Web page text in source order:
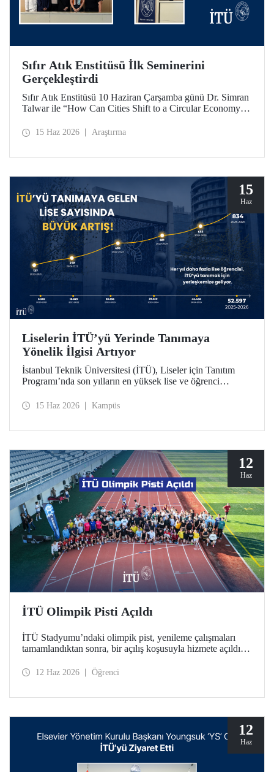
Sıfır Atık Enstitüsü İlk Seminerini
Gerçekleştirdi
Sıfır Atık Enstitüsü 10 Haziran Çarşamba günü Dr. Simran
Talwar ile “How Can Cities Shift to a Circular Economy? -
başlıklı seminerini verdi.
15 Haz 2026 Araştırma
15
Haz
Liselerin İTÜ’yü Yerinde Tanımaya
Yönelik İlgisi Artıyor
İstanbul Teknik Üniversitesi (İTÜ), Liseler için Tanıtım
Programı’nda son yılların en yüksek lise ve öğrenci
liseden 52.597 öğrenci İTÜ’yü yakından tanıdı.
15 Haz 2026 Kampüs
12
Haz
İTÜ Olimpik Pisti Açıldı
İTÜ Stadyumu’ndaki olimpik pist, yenileme çalışmaları
tamamlandıktan sonra, bir açılış koşusuyla hizmete açıldı.
Class 2 sertifikalı atletizm tesisinin açılışında İTÜ ailesi bir
12 Haz 2026 Öğrenci
12
Haz